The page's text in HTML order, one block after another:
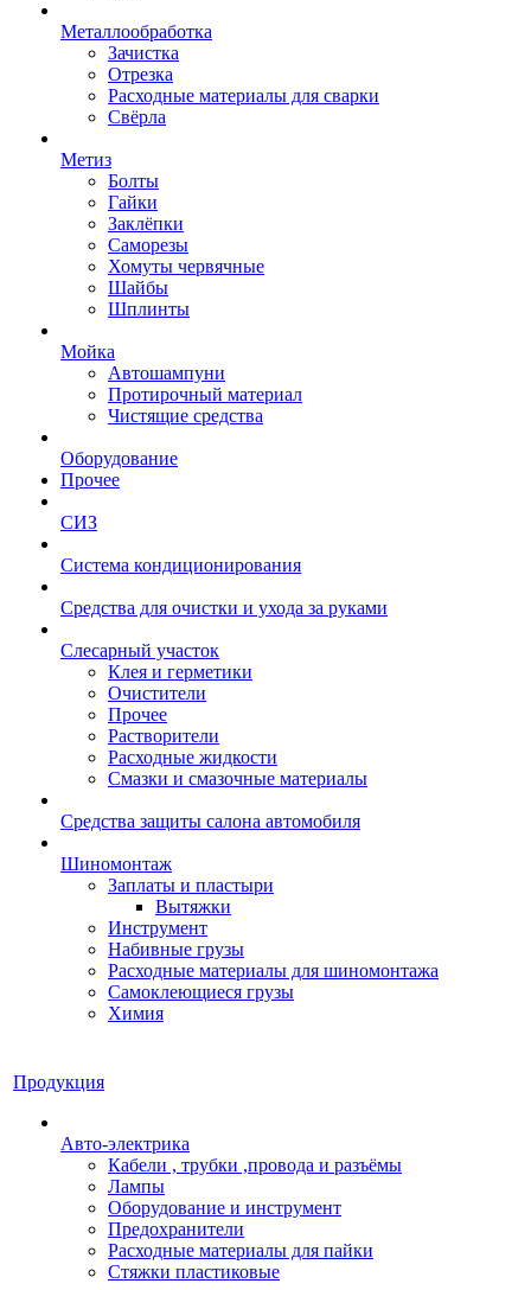
Металлообработка
Зачистка
Отрезка
Расходные материалы для сварки
Свёрла
Метиз
Болты
Гайки
Заклёпки
Саморезы
Хомуты червячные
Шайбы
Шплинты
Мойка
Автошампуни
Протирочный материал
Чистящие средства
Оборудование
Прочее
СИЗ
Система кондиционирования
Средства для очистки и ухода за руками
Слесарный участок
Клея и герметики
Очистители
Прочее
Растворители
Расходные жидкости
Смазки и смазочные материалы
Средства защиты салона автомобиля
Шиномонтаж
Заплаты и пластыри
Вытяжки
Инструмент
Набивные грузы
Расходные материалы для шиномонтажа
Самоклеющиеся грузы
Химия
Продукция
Авто-электрика
Кабели , трубки ,провода и разъёмы
Лампы
Оборудование и инструмент
Предохранители
Расходные материалы для пайки
Стяжки пластиковые